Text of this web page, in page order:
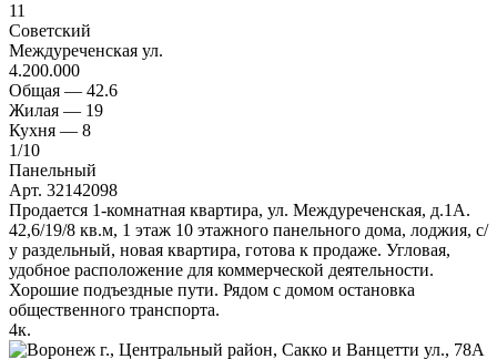
11
Советский
Междуреченская ул.
4.200.000
Общая — 42.6
Жилая — 19
Кухня — 8
1/10
Панельный
Арт. 32142098
Продается 1-комнатная квартира, ул. Междуреченская, д.1А.
42,6/19/8 кв.м, 1 этаж 10 этажного панельного дома, лоджия, с/
у раздельный, новая квартира, готова к продаже. Угловая,
удобное расположение для коммерческой деятельности.
Хорошие подъездные пути. Рядом с домом остановка
общественного транспорта.
4к.